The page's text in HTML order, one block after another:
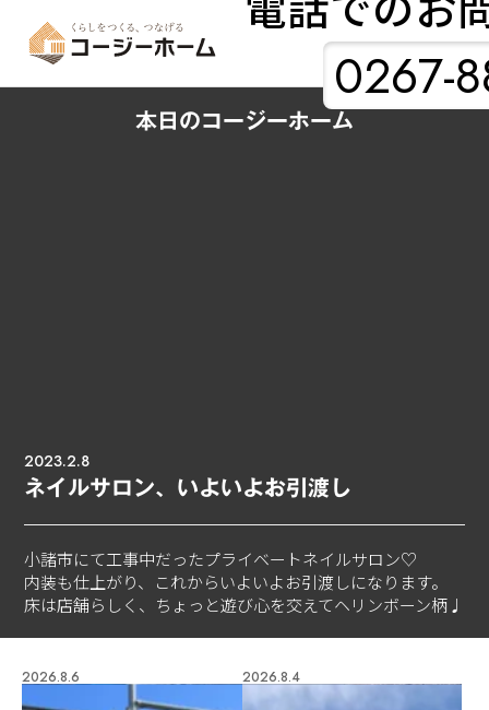
0267-
2023.2.8
ネイルサロン、いよいよお引渡し
小諸市にて工事中だったプライベートネイルサロン♡
内装も仕上がり、これからいよいよお引渡しになります。
床は店舗らしく、ちょっと遊び心を交えてヘリンボーン柄♩
本日のコージーホーム
2026.8.6 2026.8.4